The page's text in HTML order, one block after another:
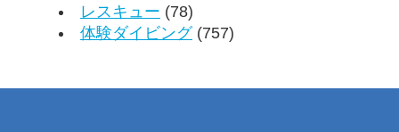
レスキュー (78)
体験ダイビング(757)